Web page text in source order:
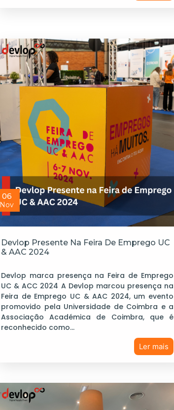
06
Nov
Devlop Presente Na Feira De Emprego UC
& AAC 2024
Devlop marca presença na Feira de Emprego
UC & ACC 2024 A Devlop marcou presença na
Feira de Emprego UC & AAC 2024, um evento
promovido pela Universidade de Coimbra e a
Associação Académica de Coimbra, que é
reconhecido como…
Ler mais